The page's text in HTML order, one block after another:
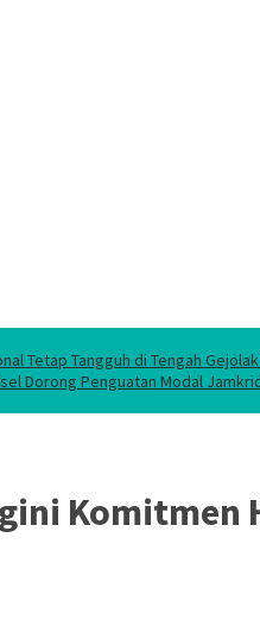
Tetap Tangguh di Tengah
Dorong Penguatan Modal
Komitmen